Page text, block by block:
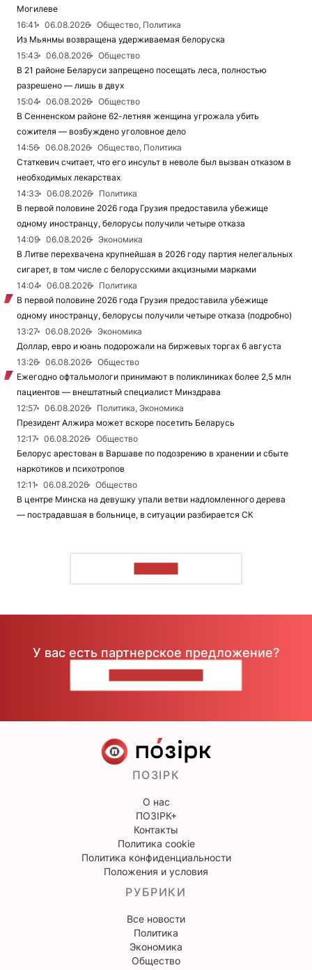
Могилеве
16:41
06.08.2026
Общество, Политика
Из Мьянмы возвращена удерживаемая белоруска
15:43
06.08.2026
Общество
В 21 районе Беларуси запрещено посещать леса, полностью
разрешено — лишь в двух
15:04
06.08.2026
Общество
В Сенненском районе 62-летняя женщина угрожала убить
сожителя — возбуждено уголовное дело
14:56
06.08.2026
Общество, Политика
Статкевич считает, что его инсульт в неволе был вызван отказом в
необходимых лекарствах
14:33
06.08.2026
Политика
В первой половине 2026 года Грузия предоставила убежище
одному иностранцу, белорусы получили четыре отказа
14:09
06.08.2026
Экономика
В Литве перехвачена крупнейшая в 2026 году партия нелегальных
сигарет, в том числе с белорусскими акцизными марками
14:04
06.08.2026
Политика
В первой половине 2026 года Грузия предоставила убежище
одному иностранцу, белорусы получили четыре отказа (подробно)
13:27
06.08.2026
Экономика
Доллар, евро и юань подорожали на биржевых торгах 6 августа
13:26
06.08.2026
Общество
Ежегодно офтальмологи принимают в поликлиниках более 2,5 млн
пациентов — внештатный специалист Минздрава
12:57
06.08.2026
Политика, Экономика
Президент Алжира может вскоре посетить Беларусь
12:17
06.08.2026
Общество
Белорус арестован в Варшаве по подозрению в хранении и сбыте
наркотиков и психотропов
12:11
06.08.2026
Общество
В центре Минска на девушку упали ветви надломленного дерева
— пострадавшая в больнице, в ситуации разбирается СК
У вас есть партнерское предложение?
ПОЗІРК
О нас
ПОЗІРК+
Контакты
Политика cookie
Политика конфиденциальности
Положения и условия
РУБРИКИ
Все новости
Политика
Экономика
Общество